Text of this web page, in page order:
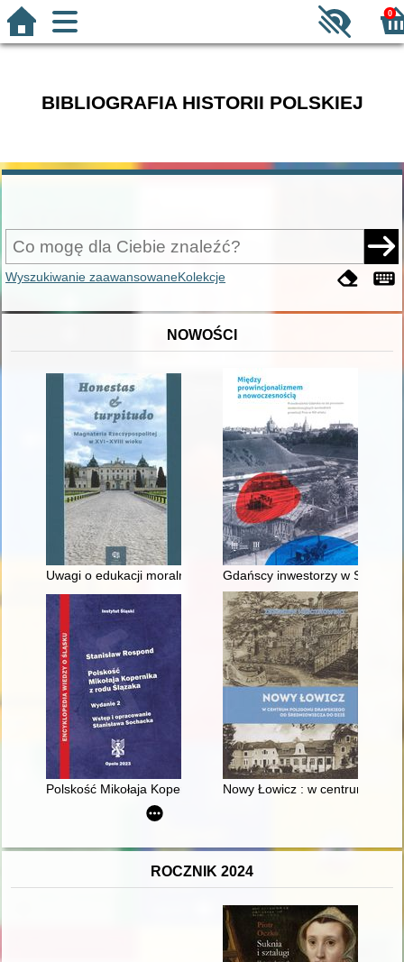
0
BIBLIOGRAFIA HISTORII POLSKIEJ
Wyszukiwanie zaawansowaneKolekcje
NOWOŚCI
Uwagi o edukacji moralnej synów szlacheckich w XVI-
Gdańscy inwestorzy w
Polskość Mikołaja Kopernika z rodu ŚlązakaNowy Łowicz : w centrum
ROCZNIK 2024